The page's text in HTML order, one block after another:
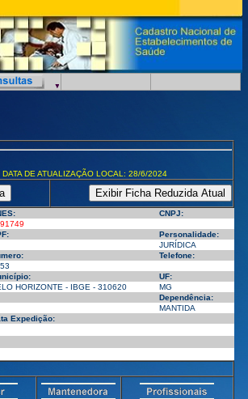
DE ATUALIZAÇÃO LOCAL: 28/6/2024
CNPJ:
Personalidade:
JURÍDICA
Telefone:
UF:
HORIZONTE - IBGE - 310620
MG
Dependência:
MANTIDA
Expedição: